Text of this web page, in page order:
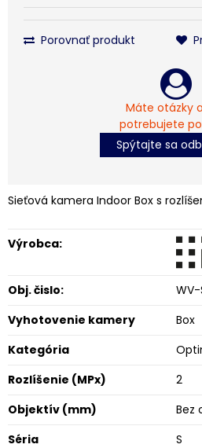
Porovnať produkt
Máte otázky
potrebujete
Spýtajte sa
Sieťová kamera Indoor Box s
Výrobca:
Obj. čislo:
WV-
Vyhotovenie kamery
Box
Kategória
Rozlíšenie (MPx)
2
Objektív (mm)
Bez
Séria
S